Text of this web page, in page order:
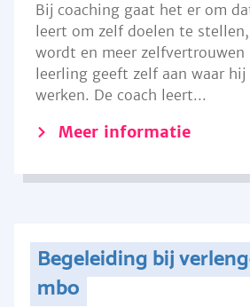
Bij coaching gaat het er om
leert om zelf doelen te
wordt en meer zelfvertrouwen
leerling geeft zelf aan waar
werken. De coach leert...
Meer informatie
Begeleiding bij
mbo